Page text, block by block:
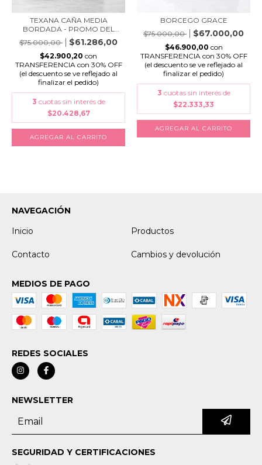
TEXANA CAÑA MEDIA
BORDADA - PROMO DEL
ME...
$75.000,00 $61.286,00
$42.900,20 con
TRANSFERENCIA con 30% OFF
(el descuento se ve reflejado al
finalizar el pedido)
3 cuotas sin interés de
$20.428,67
AGREGAR AL CARRITO
BORCEGO GRACE
$75.000,00
$67.000,00
$46.900,00 con
TRANSFERENCIA con 30% OFF
(el descuento se ve reflejado al
finalizar el pedido)
3 cuotas sin interés de
$22.333,33
AGREGAR AL CARRITO
NAVEGACIÓN
Inicio
Productos
Contacto Cambios y devolución
MEDIOS DE PAGO
REDES SOCIALES
NEWSLETTER
SEGURIDAD Y CERTIFICACIONES